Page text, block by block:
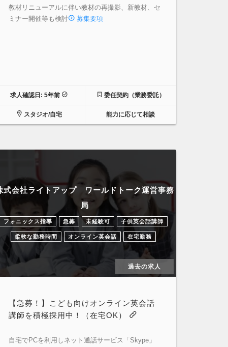
教材リニューアルに伴い教材の再撮影、新教材、セ
ミナー開催等も検討
募集要項
求人確認日: 5年前 委任契約（業務委託）
スタジオ/自宅 能力に応じて相談
式会社ライトアップ ワールドトーク運営事務
局
フォニックス指導 急募 未経験可 子供英会話講師
柔軟な勤務時間 オンライン英会話 在宅勤務
過去の求人
【急募！】こども向けオンライン英会話
講師を積極採用中！（在宅OK）
自宅でPCを利用しネット通話サービス「Skype」